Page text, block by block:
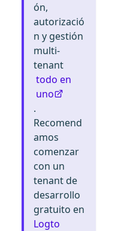
ón,
autorizació
n y gestión
multi-
tenant
todo en
uno
.
Recomend
amos
comenzar
con un
tenant de
desarrollo
gratuito en
Logto